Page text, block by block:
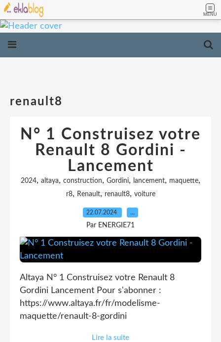
MENU
renault8
N° 1 Construisez votre
Renault 8 Gordini -
Lancement
2024, altaya, construction, Gordini, lancement, maquette,
r8, Renault, renault8, voiture
22.07.2024 …
Par ENERGIE71
Altaya N° 1 Construisez votre Renault 8
Gordini Lancement Pour s'abonner :
https://www.altaya.fr/fr/modelisme-
maquette/renault-8-gordini
Lire la suite